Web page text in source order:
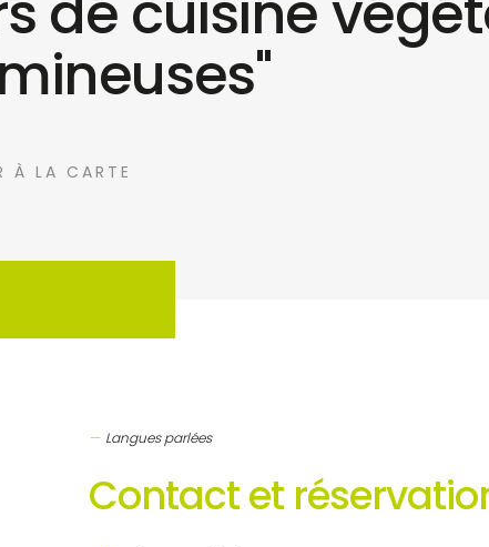
À LA CARTE
Langues parlées
Contact et